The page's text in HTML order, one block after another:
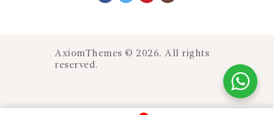
AxiomThemes © 2026. All rights
reserved.